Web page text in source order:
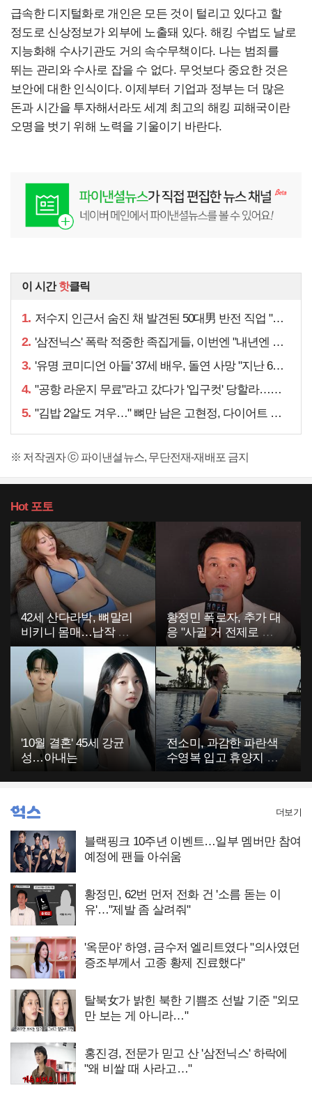
급속한 디지털화로 개인은 모든 것이 털리고 있다고 할
정도로 신상정보가 외부에 노출돼 있다. 해킹 수법도 날로
지능화해 수사기관도 거의 속수무책이다. 나는 범죄를
뛰는 관리와 수사로 잡을 수 없다. 무엇보다 중요한 것은
보안에 대한 인식이다. 이제부터 기업과 정부는 더 많은
돈과 시간을 투자해서라도 세계 최고의 해킹 피해국이란
오명을 벗기 위해 노력을 기울이기 바란다.
이 시간핫클릭
1. 저수지 인근서 숨진 채 발견된 50대男 반전 직업 "얼마 전…"
2. '삼전닉스' 폭락 적중한 족집게들, 이번엔 "내년엔 더욱…"
3. '유명 코미디언 아들' 37세 배우, 돌연 사망 "지난 6월에도…"
4. "공항 라운지 무료"라고 갔다가 '입구컷' 당할라…주의할 점은
5. "김밥 2알도 겨우…" 뼈만 남은 고현정, 다이어트 아닌
※ 저작권자 ⓒ 파이낸셜뉴스, 무단전재-재배포 금지
Hot포토
42세 산다라박, 뼈말리
비키니 몸매…납작 복
부에 깜짝
황정민 폭로자, 추가 대
응 "사귈 거 전제로 하
고…"
'10월 결혼' 45세 강균
성…아내는
전소미, 과감한 파란색
수영복 입고 휴양지 포
블랙핑크 10주년 이벤트…일부 멤버만 참여
예정에 팬들 아쉬움
황정민, 62번 먼저 전화 건 '소름 돋는 이
유'…"제발 좀 살려줘"
'옥문아' 하영, 금수저 엘리트였다 "의사였던
증조부께서 고종 황제 진료했다"
탈북女가 밝힌 북한 기쁨조 선발 기준 "외모
만 보는 게 아니라…"
홍진경, 전문가 믿고 산 '삼전닉스' 하락에
"왜 비쌀 때 사라고…"
더보기